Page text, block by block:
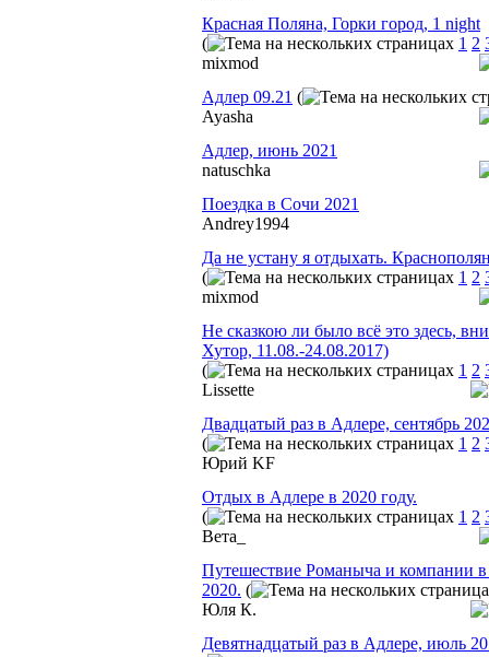
Красная Поляна, Горки город, 1 night
(
1 2
mixmod
Адлер 09.21 (
Ayasha
Адлер, июнь 2021
natuschka
Поездка в Сочи 2021
Andrey1994
Да не устану я отдыхать.
(
1 2
mixmod
Не сказкою ли было всё это здесь,
Хутор, 11.08.-24.08.2017)
(
1 2
Lissette
Двадцатый раз в Адлере, сентябрь
(
1 2
Юрий KF
Отдых в Адлере в 2020 году.
(
1 2
Вета_
Путешествие Романыча и компании
2020. (
Юля К.
Девятнадцатый раз в Адлере, июль